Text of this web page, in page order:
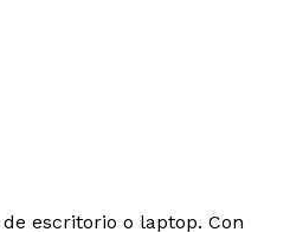
escritorio o laptop. Con